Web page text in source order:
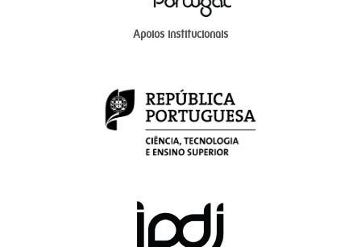
Apoios institucionais